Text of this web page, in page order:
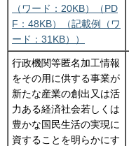
（ワード：20KB）
（PD
F：48KB）
（記載例（ワ
ード：31KB））
行政機関等匿名加工情報
をその用に供する事業が
新たな産業の創出又は活
力ある経済社会若しくは
豊かな国民生活の実現に
資することを明らかにす